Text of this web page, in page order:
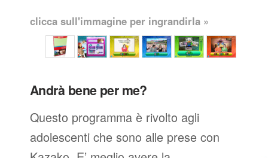
clicca sull'immagine per ingrandirla »
Andrà bene per me?
Questo programma è rivolto agli
adolescenti che sono alle prese con